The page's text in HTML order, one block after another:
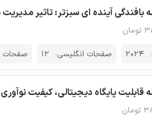
بافندگی آینده ای سبزتر: تاثیر
2024 صفحات انگلیسی: 12 صفحات
قابلیت پایگاه دیجیتالی، کیفیت